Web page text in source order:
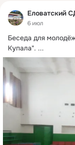
Еловатский
6 июл
Беседа для
Купала". ...